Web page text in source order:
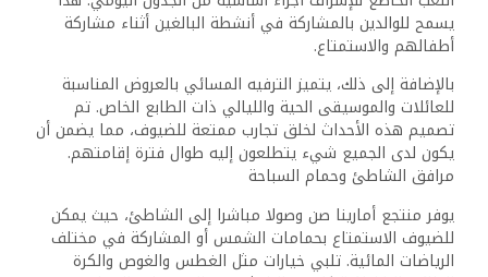
يقع المنتجع بالقرب من خليج نبق، وهي منطقة شهيرة معروفة
بشواطئها المذهلة ومنتجعاتها الفاخرة. يمكن للضيوف الوصول
بسهولة إلى أماكن الترفيه وخيارات تناول الطعام، مما يجعله
خيارا جذابا للمسافرين.
في مكان قريب، سيجد الزوار مناطق جذب بارزة مثل شاطئ
رويال ألباتروس مودرنا وشاطئ شتايغنبرغر ألكازار. توفر مناطق
الشاطئ الجميلة هذه فرصا للاسترخاء والأنشطة المائية.
بالنسبة للمهتمين في استكشاف المزيد، يقع المنتجع على بعد
حوالي 10.1 ميل من خليج القرش وعلى بعد 13 ميلا من مركز
مؤتمرات دومينا كورال باي. توفر هذه المواقع خيارات للغطس